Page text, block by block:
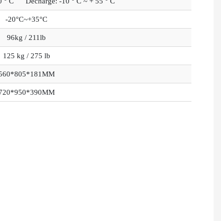
-20°C~+35°C
96kg / 211lb
125 kg / 275 lb